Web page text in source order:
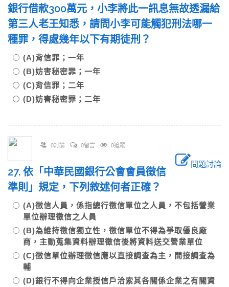
銀行借款300萬元，小李將此一訊息無故透漏給
第三人老王知悉，請問小李可能觸犯刑法哪一
種罪，得處幾年以下有期徒刑？
(A)背信罪；一年
(B)妨害秘密罪；一年
(C)背信罪；二年
(D)妨害秘密罪；二年
0討論 0留言 0追蹤
問題討論
27. 依「中華民國銀行公會會員徵信
準則」規定，下列敘述何者正確？
(A)徵信人員，係指總行徵信單位之人員，不包括營業
單位辦理徵信之人員
(B)為維持徵信獨立性，徵信單位不得為爭取優良廠
商，主動蒐集資料辦理徵信後將資料送交營業單位
(C)徵信單位辦理徵信應以直接調查為主，間接調查為
輔
(D)銀行不得向企業授信戶洽索其各關係企業之有關資